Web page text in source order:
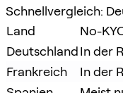
Schnellvergleich:
Land
No-
DeutschlandIn der
Frankreich
In der